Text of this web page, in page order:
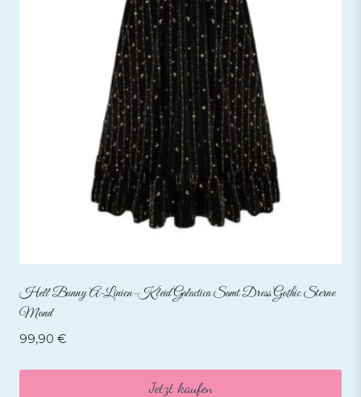
Hell Bunny A-Linien-Kleid Galactica Samt Dress Gothic Sterne
Mond
99,90 €
Jetzt kaufen